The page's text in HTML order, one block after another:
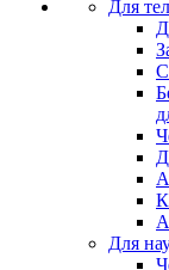
Для
Для